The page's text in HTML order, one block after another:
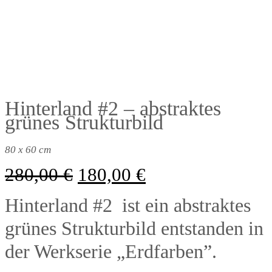
Hinterland #2 – abstraktes
grünes Strukturbild
80 x 60 cm
280,00€ Ursprünglicher
Preis
war:
280,00 €
180,00 €
Preis
ist:
180,00 €.
Hinterland #2 ist ein abstraktes
grünes Strukturbild entstanden in
der Werkserie „Erdfarben”.